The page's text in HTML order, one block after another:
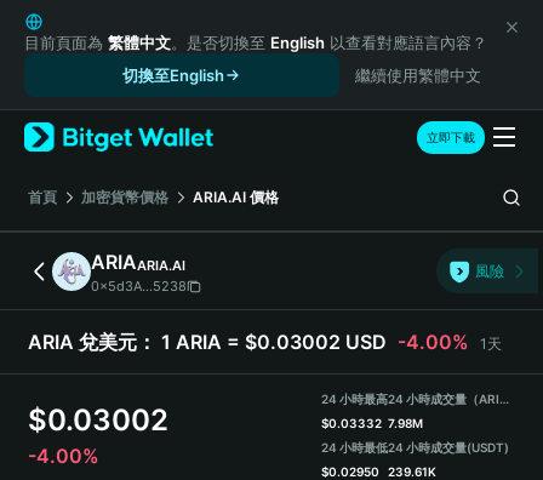
English
日本語
Русский
Español (Latinoamérica)
Türkçe
Italiano
Deutsch
简体中文
繁體中文
Português (Portugal)
हिन्दी
目前頁面為 繁體中文。是否切換至 English 以查看對應語言內容？
切換至English
繼續使用繁體中文
立即下載
首頁 加密貨幣價格 ARIA.AI 價格
ARIAARIA.AI
0x5d3A...5238
風險
ARIA 兌美元： 1 ARIA = $0.03002 USD -4.00% 1天
$0.03002
-4.00%
24 小時最高
$0.03332
24 小時最低
$0.02950
24 小時成交量（ARIA）
7.98M
24 小時成交量(USDT)
239.61K